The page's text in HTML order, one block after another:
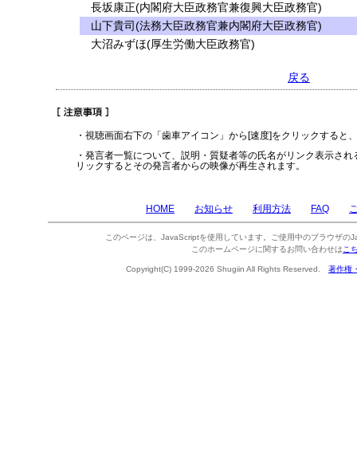
長坂康正(内閣府大臣政務官兼復興大臣政務官)
山下貴司(法務大臣政務官兼内閣府大臣政務官)
大沼みずほ(厚生労働大臣政務官)
戻る
・視聴画面右下の「歯車アイコン」から[速度]をクリックすると
・発言者一覧について、説明・質疑者等の氏名がリンク表示さ
リックするとその発言者からの映像が再生されます。
HOME お知らせ 利用方法 FAQ
このページは、JavaScriptを使用しています。ご使用中のブラウザの
このホームページに関するお問い合わせは こ
Copyright(C) 1999-2026 Shugiin All Rights Reserved. 著作権